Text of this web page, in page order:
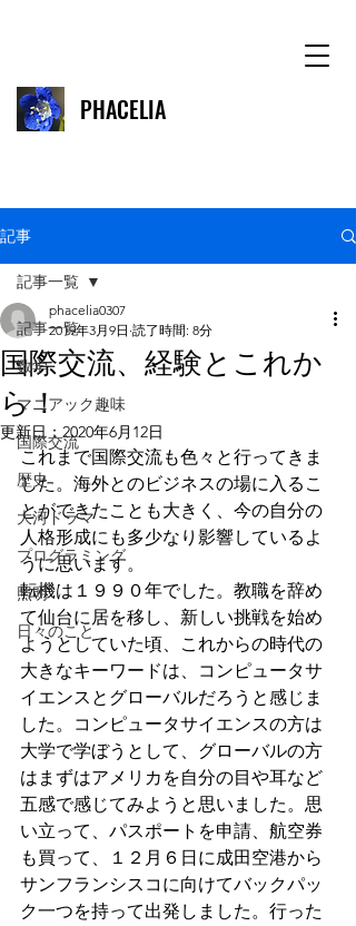
PHACELIA
記事
記事一覧
数学
マニアック趣味
国際交流
歴史
大河ドラマ
プログラミング
照明
日々のこと
記事一覧
国際交流、経験とこれか
ら！
phacelia0307
2019年3月9日 読了時間: 8分
更新日： 2020年6月12日
これまで国際交流も色々と行ってきま
した。海外とのビジネスの場に入るこ
とができたことも大きく、今の自分の
人格形成にも多少なり影響しているよ
うに思います。
転機は１９９０年でした。教職を辞め
て仙台に居を移し、新しい挑戦を始め
ようとしていた頃、これからの時代の
大きなキーワードは、コンピュータサ
イエンスとグローバルだろうと感じま
した。コンピュータサイエンスの方は
大学で学ぼうとして、グローバルの方
はまずはアメリカを自分の目や耳など
五感で感じてみようと思いました。思
い立って、パスポートを申請、航空券
も買って、１２月６日に成田空港から
サンフランシスコに向けてバックパッ
ク一つを持って出発しました。行った